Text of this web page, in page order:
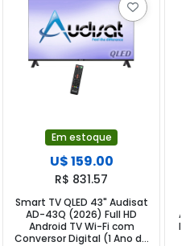
Em estoque
U$ 159.00
R$ 831.57
Smart TV QLED 43" Audisat
AD-43Q (2026) Full HD
Android TV Wi-Fi com
Conversor Digital (1 Ano de